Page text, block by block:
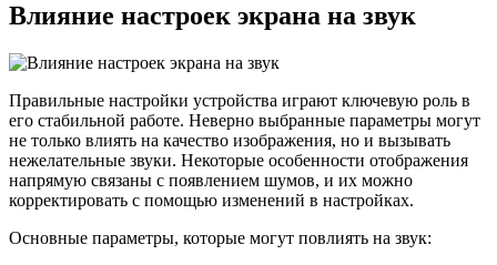
Влияние настроек экрана на звук
Правильные настройки устройства играют ключевую роль в
его стабильной работе. Неверно выбранные параметры могут
не только влиять на качество изображения, но и вызывать
нежелательные звуки. Некоторые особенности отображения
напрямую связаны с появлением шумов, и их можно
корректировать с помощью изменений в настройках.
Основные параметры, которые могут повлиять на звук: